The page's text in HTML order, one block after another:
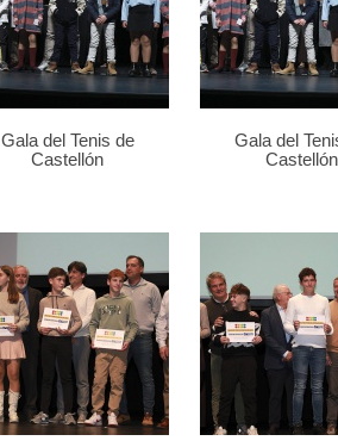
Gala del Tenis de
Castellón
Gala del
Castellón